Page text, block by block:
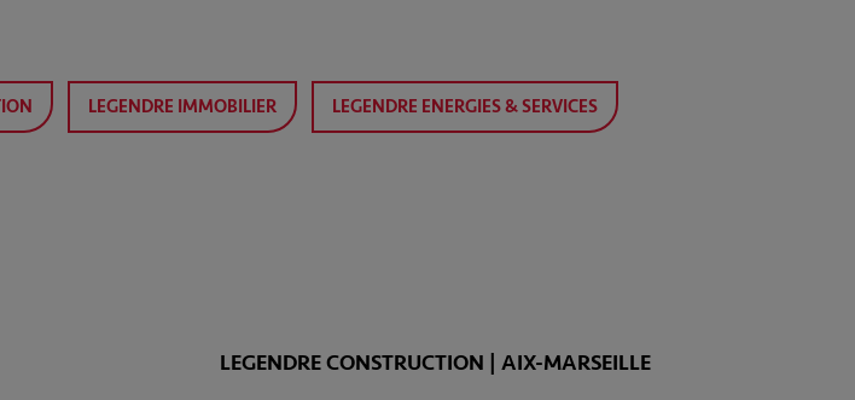
LEGENDRE IMMOBILIER LEGENDRE ENERGIES & SERVICES
LEGENDRE CONSTRUCTION | AIX-MARSEILLE